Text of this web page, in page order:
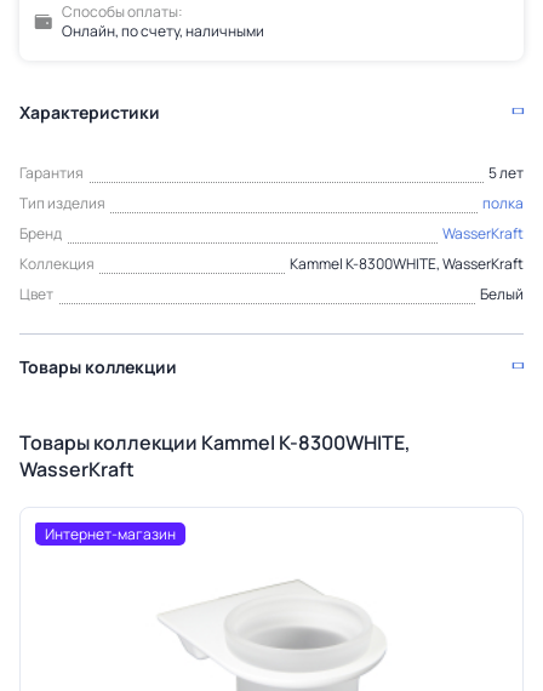
Способы оплаты:
Онлайн, по счету, наличными
Характеристики
Гарантия
5 лет
Тип изделия
полка
Бренд
WasserKraft
Коллекция
Kammel K-8300WHITE, WasserKraft
Цвет
Белый
Товары коллекции
Товары коллекции Kammel K-8300WHITE,
WasserKraft
Интернет-магазин